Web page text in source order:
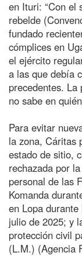
en Ituri: “Con el
rebelde
fundado
cómplices en
el ejército
a las que debía
precedentes.
no sabe en
Para evitar
la zona, Cáritas
estado de sitio,
rechazada por
personal de las
Komanda
en Lopa
julio de 2025; y
protección civil
(L.M.) (Agencia